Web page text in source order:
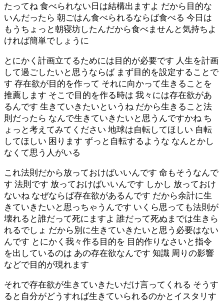
たってね 食べられない日は結構出ますよ だから目的な
いんだったら 朝ごはん食べられるならば食べる 今日は
もうちょっと朝寝坊したんだから食べませんと気持ちよ
ければ簡単でしょうに
とにかく計画立てるためには目的が必要です 人生を計画
して過ごしたいと思うならば まず目的を設定することで
す 存在欲が目的を作って それに向かって生きることを
推薦します そこで目的を作る時は 我々には存在欲があ
るんです 生きていきたいというね だから生きること法
則だったら なんで生きていきたいと思うんですかね ち
ょっと考えてみてください 地球は自転してほしい 自転
してほしい 困ります ずっと自転するような なんとかし
なくて思う人がいる
これ法則だから放っておけばいいんです 命もそうなんで
す 法則です 放っておけばいいんです しかし 放っておけ
ないね なぜならば存在欲があるんです だから余計に生
きていきたいと思っちゃうんです いくら思っても法則が
壊れると誰だって死にますよ 誰だって死ぬまでは生きら
れるでしょ だから別に生きていきたいと思う必要はない
んです とにかく我々作る目的を 目的作りなさいと指令
を出しているのは あの存在欲なんです 知識 周りの影響
などで目的が現れます
それで存在欲が生きていきたいだけ言ってくれる そうす
ると自分がどうすれば生きていられるのかとイスタリす